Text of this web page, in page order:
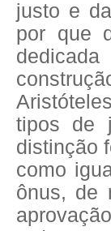
justo e
por que
tipos de
distinção
como
ônus, de